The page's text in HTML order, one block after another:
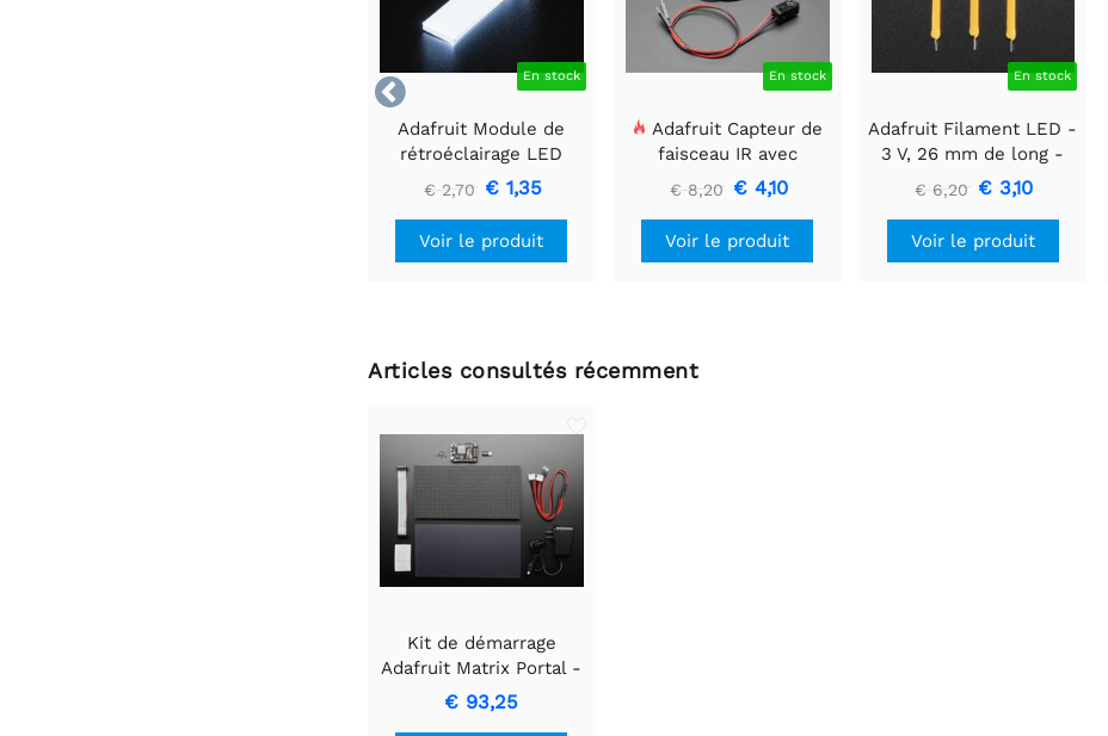
 En stock
Adafruit Module de
rétroéclairage LED
blanc - Petit 12 mm x
40 mm
€ 2,70 € 1,35
Voir le produit
En stock
Adafruit Capteur de
faisceau IR avec
embouts de câble de
qualité supérieure -
LED 5 mm
€ 8,20 € 4,10
Voir le produit
En stock
Adafruit Filament LED -
3 V, 26 mm de long -
Blanc chaud (lot de 3)
€ 6,20 € 3,10
Voir le produit
Articles consultés récemment
Kit de démarrage
Adafruit Matrix Portal -
ADABOX 016 Essentials
€ 93,25